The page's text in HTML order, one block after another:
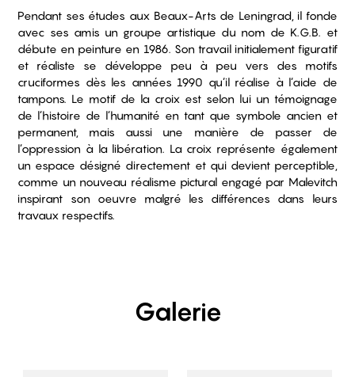
Pendant ses études aux Beaux-Arts de Leningrad, il fonde
avec ses amis un groupe artistique du nom de K.G.B. et
débute en peinture en 1986. Son travail initialement figuratif
et réaliste se développe peu à peu vers des motifs
cruciformes dès les années 1990 qu’il réalise à l’aide de
tampons. Le motif de la croix est selon lui un témoignage
de l’histoire de l’humanité en tant que symbole ancien et
permanent, mais aussi une manière de passer de
l’oppression à la libération. La croix représente également
un espace désigné directement et qui devient perceptible,
comme un nouveau réalisme pictural engagé par Malevitch
inspirant son oeuvre malgré les différences dans leurs
travaux respectifs.
Galerie